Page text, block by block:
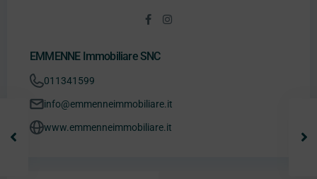
EMMENNE Immobiliare SNC
011341599
info@emmenneimmobiliare.it
www.emmenneimmobiliare.it